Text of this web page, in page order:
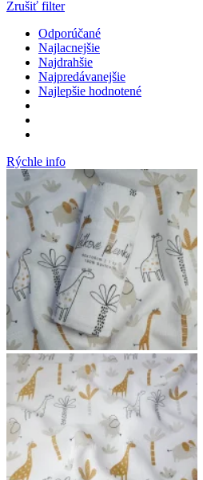
Zrušiť filter
Odporúčané
Najlacnejšie
Najdrahšie
Najpredávanejšie
Najlepšie hodnotené
Rýchle info